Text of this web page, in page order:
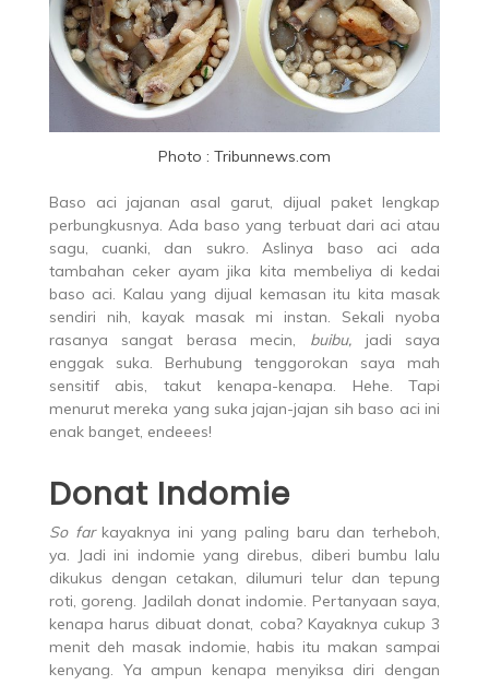
Photo : Tribunnews.com
Baso aci jajanan asal garut, dijual paket lengkap
perbungkusnya. Ada baso yang terbuat dari aci atau
sagu, cuanki, dan sukro. Aslinya baso aci ada
tambahan ceker ayam jika kita membeliya di kedai
baso aci. Kalau yang dijual kemasan itu kita masak
sendiri nih, kayak masak mi instan. Sekali nyoba
rasanya sangat berasa mecin, buibu, jadi saya
enggak suka. Berhubung tenggorokan saya mah
sensitif abis, takut kenapa-kenapa. Hehe. Tapi
menurut mereka yang suka jajan-jajan sih baso aci ini
enak banget, endeees!
Donat Indomie
So farkayaknya ini yang paling baru dan terheboh,
ya. Jadi ini indomie yang direbus, diberi bumbu lalu
dikukus dengan cetakan, dilumuri telur dan tepung
roti, goreng. Jadilah donat indomie. Pertanyaan saya,
kenapa harus dibuat donat, coba? Kayaknya cukup 3
menit deh masak indomie, habis itu makan sampai
kenyang. Ya ampun kenapa menyiksa diri dengan